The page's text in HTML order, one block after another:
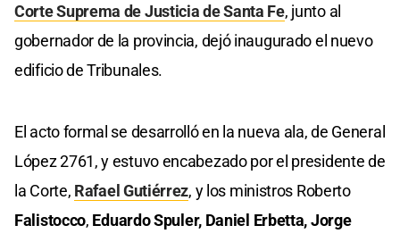
Corte Suprema de Justicia de Santa Fe, junto al
gobernador de la provincia, dejó inaugurado el nuevo
edificio de Tribunales.
El acto formal se desarrolló en la nueva ala, de General
López 2761, y estuvo encabezado por el presidente de
la Corte, Rafael Gutiérrez, y los ministros Roberto
Falistocco, Eduardo Spuler, Daniel Erbetta,Jorge